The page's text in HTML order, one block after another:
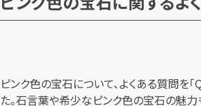
ピンク色の宝石について、よくある質問を「
た。石言葉や希少なピンク色の宝石の魅力